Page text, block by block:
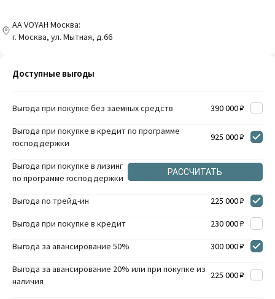
AA VOYAH Москва:
г. Москва, ул. Мытная, д.66
Доступные выгоды
Выгода при покупке без заемных средств 390 000 ₽
Выгода при покупке в кредит по программе
господдержки
925 000 ₽
Выгода при покупке в лизинг
по программе господдержки
РАССЧИТАТЬ
Выгода по трейд-ин 225 000 ₽
Выгода при покупке в кредит 230 000 ₽
Выгода за авансирование 50% 300 000 ₽
Выгода за авансирование 20% или при покупке из
наличия
225 000 ₽